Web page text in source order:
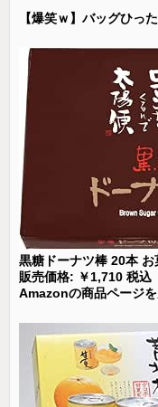
【爆笑ｗ】バッグひっ
黒糖ドーナツ棒 20本
販売価格: ￥1,710 税込
Amazonの商品ページ